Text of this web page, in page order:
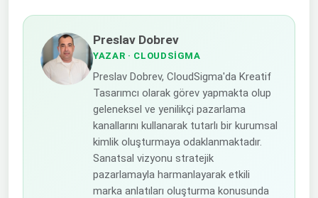
Preslav Dobrev
YAZAR · CLOUDSIGMA
Preslav Dobrev, CloudSigma'da Kreatif
Tasarımcı olarak görev yapmakta olup
geleneksel ve yenilikçi pazarlama
kanallarını kullanarak tutarlı bir kurumsal
kimlik oluşturmaya odaklanmaktadır.
Sanatsal vizyonu stratejik
pazarlamayla harmanlayarak etkili
marka anlatıları oluşturma konusunda